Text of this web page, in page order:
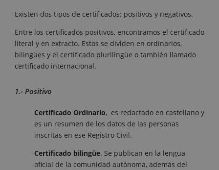
Existen dos tipos de certificados: positivos y negativos.
Entre los certificados positivos, encontramos el certificado
literal y en extracto. Estos se dividen en ordinarios,
bilingües y el certificado plurilingüe o también llamado
certificado internacional.
1.- Positivo
Certificado Ordinario, es redactado en castellano y
es un resumen de los datos de las personas
inscritas en ese Registro Civil.
Certificado bilingüe. Se publican en la lengua
oficial de la comunidad autónoma, además del